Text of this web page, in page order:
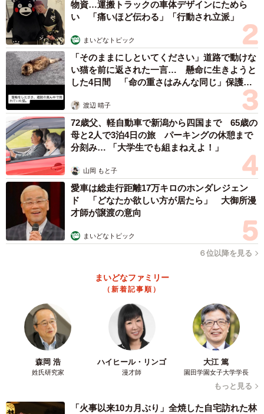
ゴロンと寝そべって笑みを浮かべるカムイくん（画像提供：ばいぱー
viper__503 避難所さん）
この投稿には、多くの人から笑いや共感のコメントが寄せ
られました。
「全員幸せそう」
「めちゃ馴染んでるw」
「なんだこの愛しい空間は？」
「おっさんの幸せそうな顔よ」
「画面いっぱいの幸せで和む」
「犬がちょっと嬉しそうなのがいい」
「大型犬もふもふは幸せになれますね」
「ワンワンもまんざらでは無さそう（笑）」
「犬好きならたまらないな。もふり倒された？？」
「もみくちゃにされてるのに笑顔なのが良いですね〜」
物資…運搬トラックの車体デザインにためら
い 「痛いほど伝わる」「行動され立派」
まいどなトピック
「そのままにしといてください」道路で動けな
い猫を前に返された一言… 懸命に生きようと
した4日間 「命の重さはみんな同じ」保護団
渡辺 晴子
72歳父、軽自動車で新潟から四国まで 65歳の
母と2人で3泊4日の旅 パーキングの休憩まで
分刻み… 「大学生でも組まねえよ！」
山岡 もと子
愛車は総走行距離17万キロのホンダレジェン
ド 「どなたか欲しい方が居たら」 大御所漫
才師が譲渡の意向
まいどなトピック
６位以降を見る
まいどなファミリー
（新着記事順）
森岡 浩
姓氏研究家
ハイヒール・リンゴ
漫才師
大江 篤
園田学園女子大学学長
もっと見る
「火事以来10カ月ぶり」全焼した自宅訪れた林